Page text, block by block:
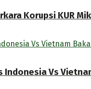
Korupsi KUR
Indonesia Vs